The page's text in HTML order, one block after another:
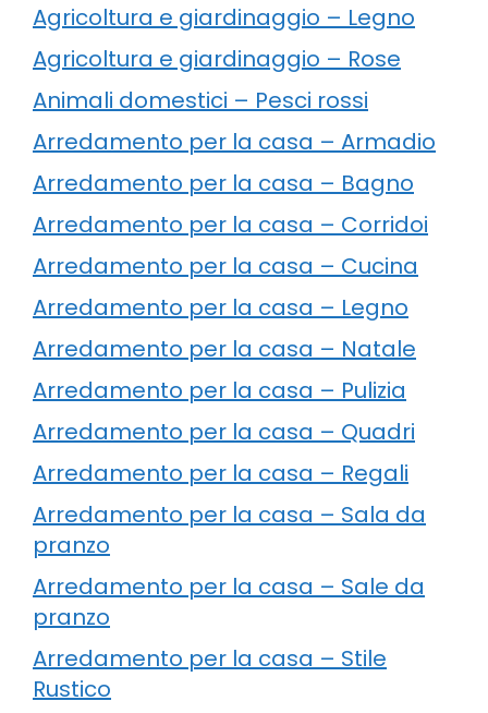
Agricoltura e giardinaggio – Legno
Agricoltura e giardinaggio – Rose
Animali domestici – Pesci rossi
Arredamento per la casa – Armadio
Arredamento per la casa – Bagno
Arredamento per la casa – Corridoi
Arredamento per la casa – Cucina
Arredamento per la casa – Legno
Arredamento per la casa – Natale
Arredamento per la casa – Pulizia
Arredamento per la casa – Quadri
Arredamento per la casa – Regali
Arredamento per la casa – Sala da
pranzo
Arredamento per la casa – Sale da
pranzo
Arredamento per la casa – Stile
Rustico